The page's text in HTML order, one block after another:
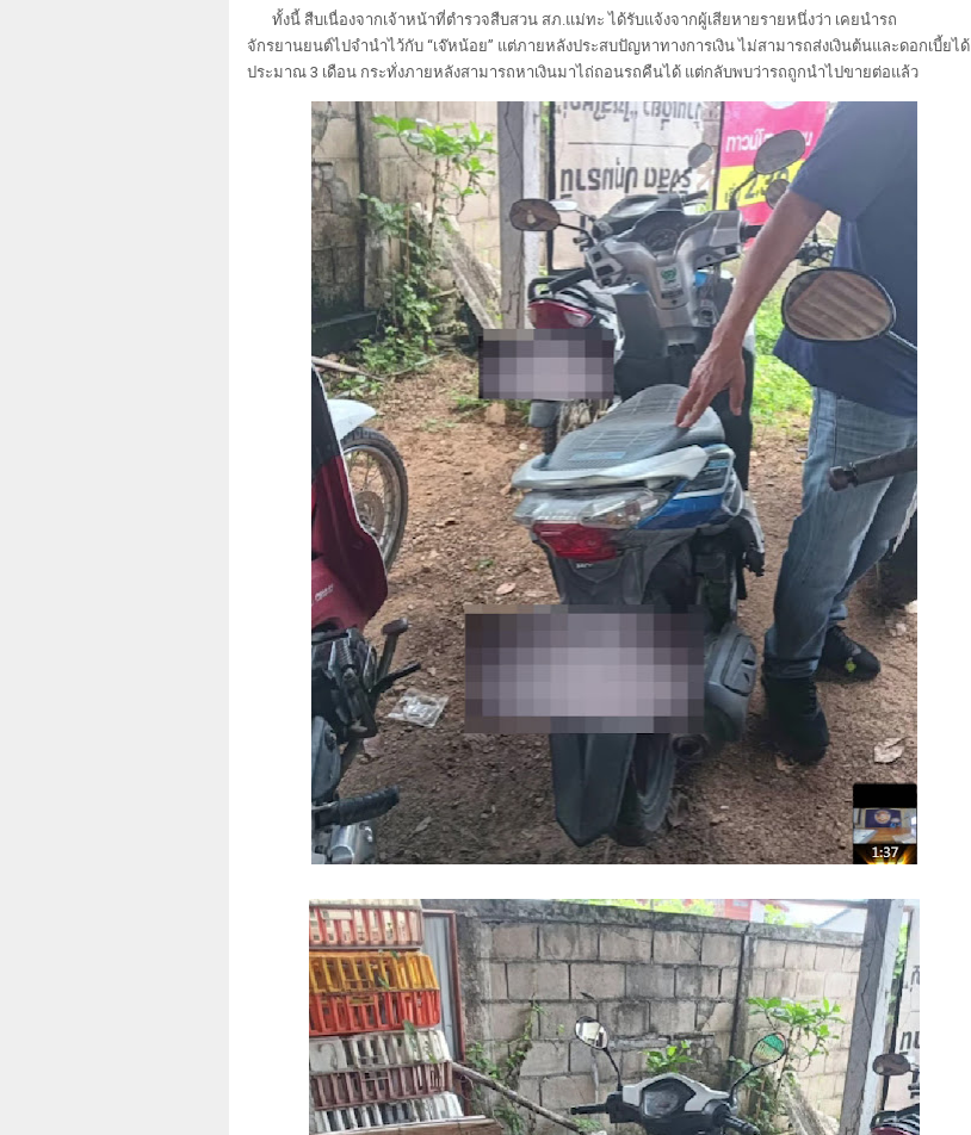
ทั้งนี้ สืบเนื่องจากเจ้าหน้าที่ตำรวจสืบสวน สภ.แม่ทะ ได้รับแจ้งจากผู้เสียหายรายหนึ่งว่า เคยนำรถ
จักรยานยนต์ไปจำนำไว้กับ “เจ๊หน้อย” แต่ภายหลังประสบปัญหาทางการเงิน ไม่สามารถส่งเงินต้นและดอกเบี้ยได้
ประมาณ 3 เดือน กระทั่งภายหลังสามารถหาเงินมาไถ่ถอนรถคืนได้ แต่กลับพบว่ารถถูกนำไปขายต่อแล้ว